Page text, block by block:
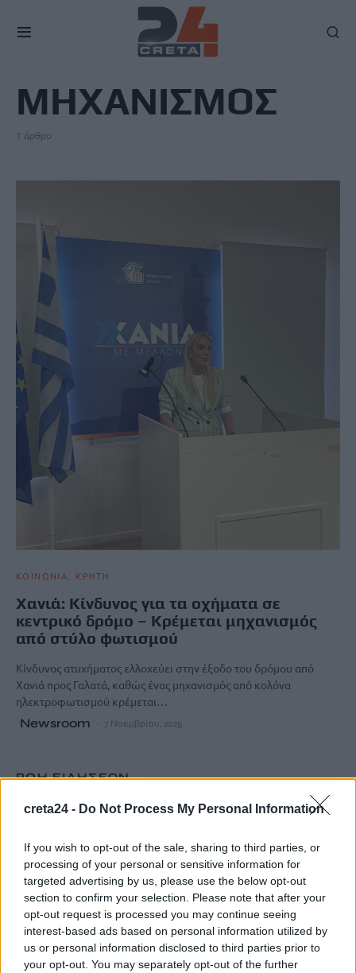
creta24 - Do Not Process My Personal Information
If you wish to opt-out of the sale, sharing to third parties, or
processing of your personal or sensitive information for
targeted advertising by us, please use the below opt-out
section to confirm your selection. Please note that after your
opt-out request is processed you may continue seeing
interest-based ads based on personal information utilized by
us or personal information disclosed to third parties prior to
your opt-out. You may separately opt-out of the further
ΜΗΧΑΝΙΣΜΟΣ
1 άρθρο
ΚΟΙΝΩΝΙΑ ΚΡΗΤΗ
Χανιά: Κίνδυνος για τα οχήματα σε
κεντρικό δρόμο – Κρέμεται μηχανισμός
από στύλο φωτισμού
Κίνδυνος ατυχήματος ελλοχεύει στην έξοδο του δρόμου από
Χανιά προς Γαλατά, καθώς ένας μηχανισμός από κολόνα
ηλεκτροφωτισμού κρέμεται…
Newsroom 7 Νοεμβρίου, 2025
ΡΟΗ ΕΙΔΗΣΕΩΝ
“Έρθεις δεν έρθεις…θα σ”αγκαλιάζω”: Συναυλία αγάπης στις
8 Αυγούστου, 2026
Από την Παρασκευή 11 Σεπτεμβρίου το καθιερωμένο παζάρι
από τον «Σύνδεσμο Μελών Γυναικείων Σωματείων Ηρακλείου
και Ν. Ηρακλείου»
8 Αυγούστου, 2026